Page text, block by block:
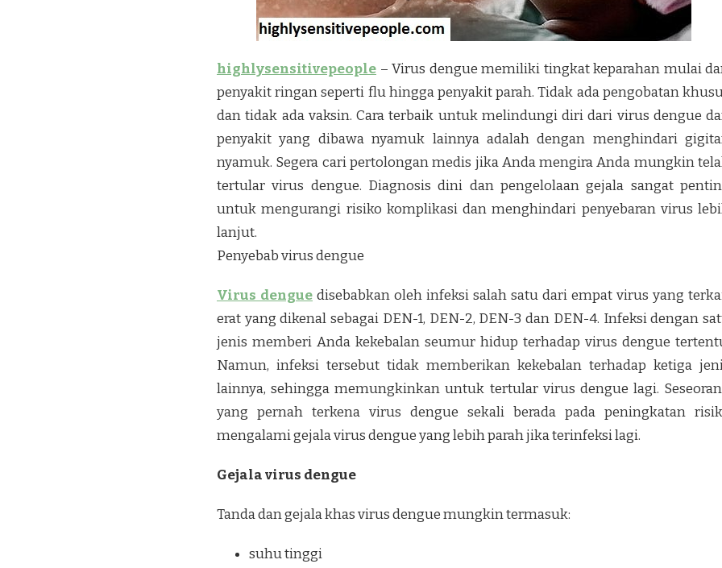
highlysensitivepeople – Virus dengue memiliki tingkat keparahan mulai
penyakit ringan seperti flu hingga penyakit parah. Tidak ada pengobatan
dan tidak ada vaksin. Cara terbaik untuk melindungi diri dari virus dengue
penyakit yang dibawa nyamuk lainnya adalah dengan menghindari
nyamuk. Segera cari pertolongan medis jika Anda mengira Anda mungkin
tertular virus dengue. Diagnosis dini dan pengelolaan gejala sangat
untuk mengurangi risiko komplikasi dan menghindari penyebaran virus
lanjut.
Penyebab virus dengue
Virus dengue disebabkan oleh infeksi salah satu dari empat virus yang
erat yang dikenal sebagai DEN-1, DEN-2, DEN-3 dan DEN-4. Infeksi dengan
jenis memberi Anda kekebalan seumur hidup terhadap virus dengue
Namun, infeksi tersebut tidak memberikan kekebalan terhadap ketiga
lainnya, sehingga memungkinkan untuk tertular virus dengue lagi.
yang pernah terkena virus dengue sekali berada pada peningkatan
mengalami gejala virus dengue yang lebih parah jika terinfeksi lagi.
Gejala virus dengue
Tanda dan gejala khas virus dengue mungkin termasuk:
suhu tinggi